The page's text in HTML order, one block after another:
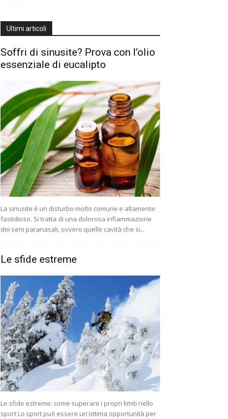
Ultimi articoli
Soffri di sinusite? Prova con l’olio
essenziale di eucalipto
La sinusite è un disturbo molto comune e altamente
fastidioso. Si tratta di una dolorosa infiammazione
dei seni paranasali, ovvero quelle cavità che si...
Le sfide estreme
Le sfide estreme: come superare i propri limiti nello
sport Lo sport può essere un'ottima opportunità per